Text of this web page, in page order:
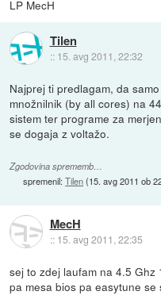
LP MecH
Tilen
:: 15. avg 2011, 22:32
Najprej ti predlagam, da
množnilnik (by all cores) na
sistem ter programe za
se dogaja z voltažo.
Zgodovina sprememb…
spremenil:Tilen(15. avg 2011 ob
MecH
:: 15. avg 2011, 22:35
sej to zdej laufam na 4.5
pa mesa bios pa easytune